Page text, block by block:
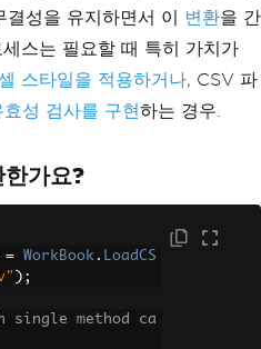
with formatting
].Value
"Pro
"B1" ].Value =
"Cur
].Value =
"Uni
item in lowStock)
;
성을 유지하면서 이
변환을 간
스는 필요할 때 특히 가치가
스타일을 적용하거나, CSV 파
성 검사를 구현하는 경우.
가요?
= WorkBook . LoadCS
);
single method ca